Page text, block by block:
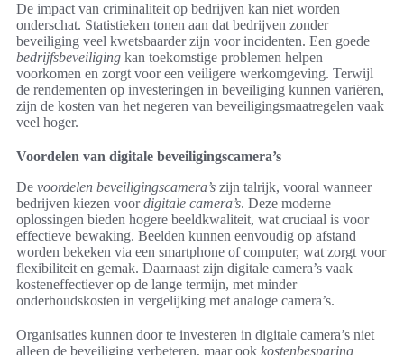
De impact van criminaliteit op bedrijven kan niet worden
onderschat. Statistieken tonen aan dat bedrijven zonder
beveiliging veel kwetsbaarder zijn voor incidenten. Een goede
bedrijfsbeveiliging kan toekomstige problemen helpen
voorkomen en zorgt voor een veiligere werkomgeving. Terwijl
de rendementen op investeringen in beveiliging kunnen variëren,
zijn de kosten van het negeren van beveiligingsmaatregelen vaak
veel hoger.
Voordelen van digitale beveiligingscamera’s
De voordelen beveiligingscamera’s zijn talrijk, vooral wanneer
bedrijven kiezen voordigitale camera’s. Deze moderne
oplossingen bieden hogere beeldkwaliteit, wat cruciaal is voor
effectieve bewaking. Beelden kunnen eenvoudig op afstand
worden bekeken via een smartphone of computer, wat zorgt voor
flexibiliteit en gemak. Daarnaast zijn digitale camera’s vaak
kosteneffectiever op de lange termijn, met minder
onderhoudskosten in vergelijking met analoge camera’s.
Organisaties kunnen door te investeren in digitale camera’s niet
alleen de beveiliging verbeteren, maar ook kostenbesparing